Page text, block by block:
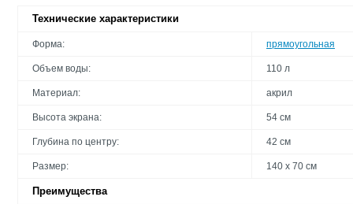
Технические характеристики
Форма: прямоугольная
Объем воды: 110 л
Материал: акрил
Высота экрана: 54 см
Глубина по центру: 42 см
Размер: 140 х 70 см
Преимущества